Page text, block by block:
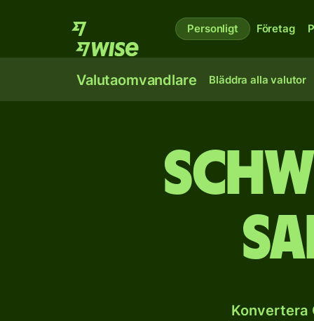
Personligt Företag
Valutaomvandlare Bläddra alla valutor
Konvertera